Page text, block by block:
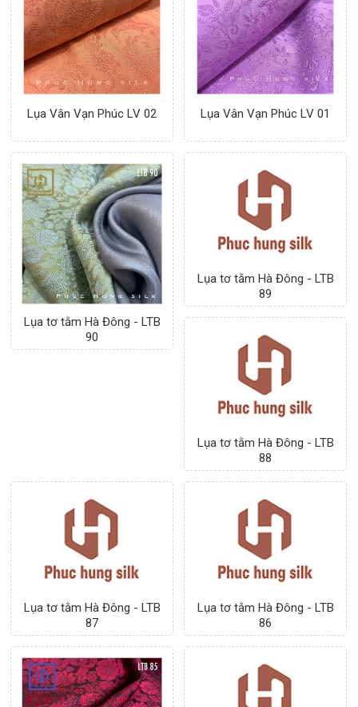
Lụa Vân Vạn Phúc LV 02 Lụa Vân Vạn Phúc LV 01
Lụa tơ tằm Hà Đông - LTB
90
Lụa tơ tằm Hà Đông - LTB
89
Lụa tơ tằm Hà Đông - LTB
88
Lụa tơ tằm Hà Đông - LTB
87